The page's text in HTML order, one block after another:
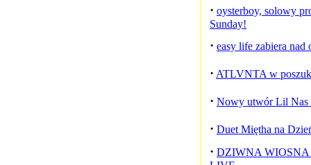
· oysterboy, solowy
Sunday!
· easy life zabiera nad
· ATLVNTA w
· Nowy utwór Lil Nas
· Duet Miętha na
· DZIWNA WIOSNA